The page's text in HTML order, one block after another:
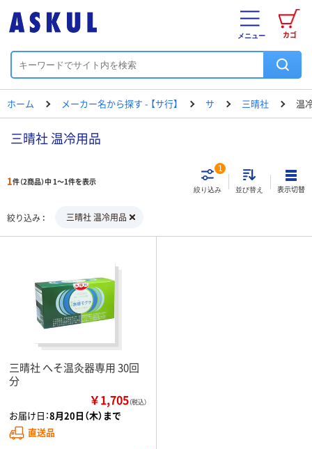
カゴ
メニュー
ホーム メーカー名から探す - 【サ行】 サ 三晴社 温
三晴社 温冷用品
1件（2商品）中 1～1件を表示
絞り込み
1
並び替え 表示切替
絞り込み 三晴社 温冷用品
三晴社 へそ温灸器専用 30回
分
￥1,705（税込）
お届け日：8月20日（木）まで
直送品